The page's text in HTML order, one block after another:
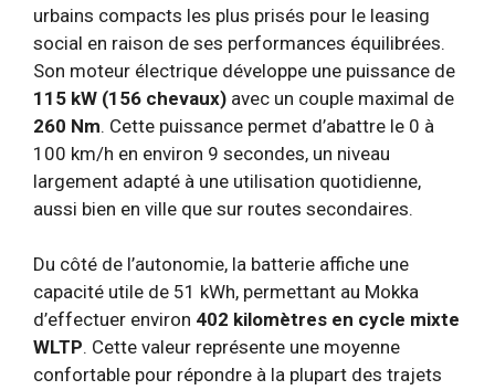
urbains compacts les plus prisés pour le leasing
social en raison de ses performances équilibrées.
Son moteur électrique développe une puissance de
115 kW (156 chevaux) avec un couple maximal de
260 Nm. Cette puissance permet d’abattre le 0 à
100 km/h en environ 9 secondes, un niveau
largement adapté à une utilisation quotidienne,
aussi bien en ville que sur routes secondaires.
Du côté de l’autonomie, la batterie affiche une
capacité utile de 51 kWh, permettant au Mokka
d’effectuer environ 402 kilomètres en cycle mixte
WLTP. Cette valeur représente une moyenne
confortable pour répondre à la plupart des trajets